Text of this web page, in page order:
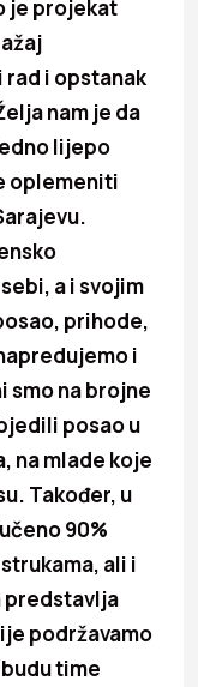
je projekat
i opstanak
nam je da
lijepo
oplemeniti
a i svojim
prihode,
i
smo na brojne
posao u
na mlade koje
Također, u
90%
ali i
predstavlja
podržavamo
time